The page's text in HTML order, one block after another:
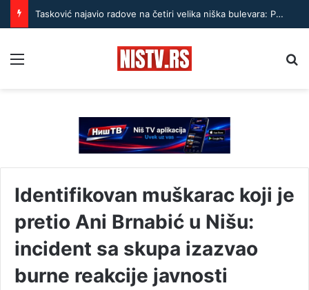
Tasković najavio radove na četiri velika niška bulevara: Prvi na redu Bulevar Nemanjića
Identifikovan muškarac koji je
pretio Ani Brnabić u Nišu:
incident sa skupa izazvao
burne reakcije javnosti